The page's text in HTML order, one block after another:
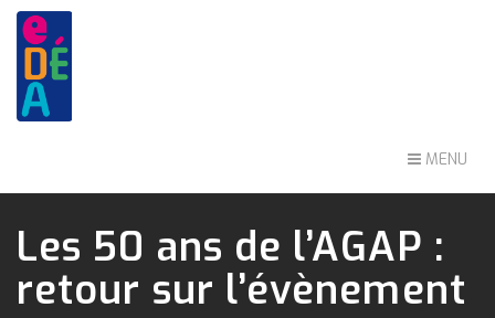
MENU
Les 50 ans de l’AGAP :
retour sur l’évènement